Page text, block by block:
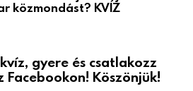
közmondást? KVÍZ
gyere és csatlakozz
Facebookon! Köszönjük!